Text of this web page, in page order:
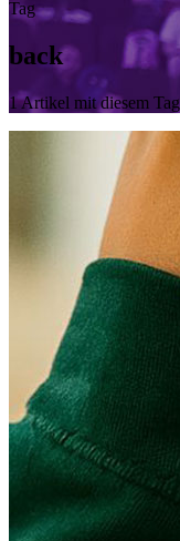
Tag
back
1 Artikel mit diesem Tag